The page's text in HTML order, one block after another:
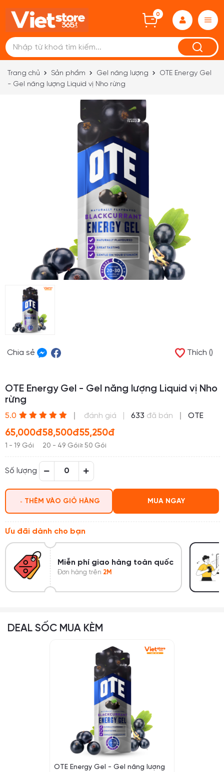
0
Trang chủ Sản phẩm Gel năng lượng
OTE Energy Gel
- Gel năng lượng Liquid vị Nho rừng
Chia sẻ Thích ()
OTE Energy Gel - Gel năng lượng Liquid vị Nho
rừng
5.0 (*)(*) (*) (*) (*) đánh giá 633 đã bán OTE
65,000đ
1 - 19 Gói
58,500đ
20 - 49 Gói
55,250đ
≥ 50 Gói
Số lượng
THÊM VÀO GIỎ HÀNG MUA NGAY
Ưu đãi dành cho bạn
quốc Liên hệ: 0965046090
0964883785
DEAL SỐC MUA KÈM
OTE Energy Gel - Gel năng lượng